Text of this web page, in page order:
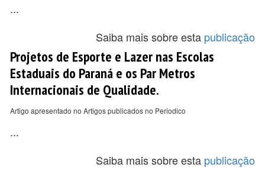
...
Saiba mais sobre esta publicação
Projetos de Esporte e Lazer nas Escolas
Estaduais do Paraná e os Par Metros
Internacionais de Qualidade.
Artigo apresentado no Artigos publicados no Periodico
...
Saiba mais sobre esta publicação